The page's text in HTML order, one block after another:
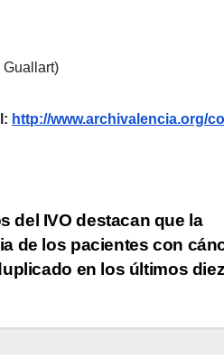
Guallart)
http://www.archivalencia.org/
del IVO destacan que la
de los pacientes con
en los últimos